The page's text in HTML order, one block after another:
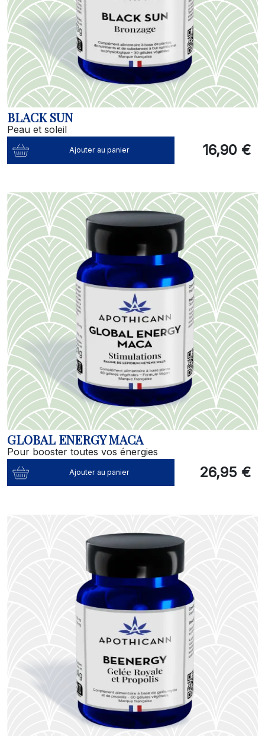
BLACK SUN
Peau et soleil
Ajouter au panier 16,90 €
GLOBAL ENERGY MACA
Pour booster toutes vos énergies
Ajouter au panier 26,95 €